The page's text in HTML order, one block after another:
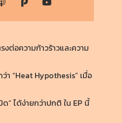
ต่อความก้าวร้าวและความ
า “Heat Hypothesis” เมื่อ
” ได้ง่ายกว่าปกติ ใน EP นี้